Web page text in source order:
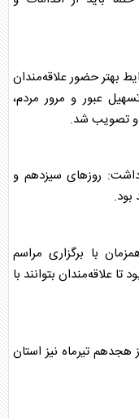
بهتر حضور علاقه‌مندان
عبور و مرور مردم،
و تصویب شد.
داشت: روزهای سیزدهم و
بود.
با برگزاری مراسم
علاقه‌مندان بتوانند با
هجدهم تیرماه نیز استان